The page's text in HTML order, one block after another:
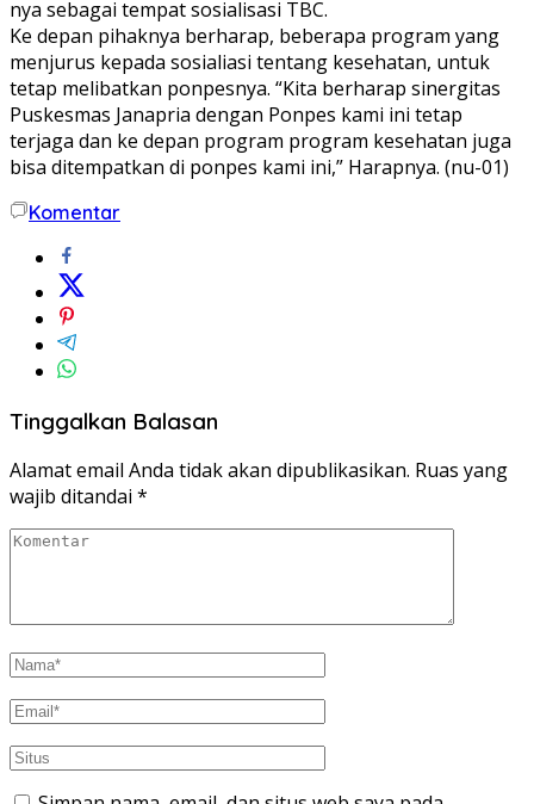
nya sebagai tempat sosialisasi TBC.
Ke depan pihaknya berharap, beberapa program yang
menjurus kepada sosialiasi tentang kesehatan, untuk
tetap melibatkan ponpesnya. “Kita berharap sinergitas
Puskesmas Janapria dengan Ponpes kami ini tetap
terjaga dan ke depan program program kesehatan juga
bisa ditempatkan di ponpes kami ini,” Harapnya. (nu-01)
Komentar
Tinggalkan Balasan
Alamat email Anda tidak akan dipublikasikan. Ruas yang
wajib ditandai *